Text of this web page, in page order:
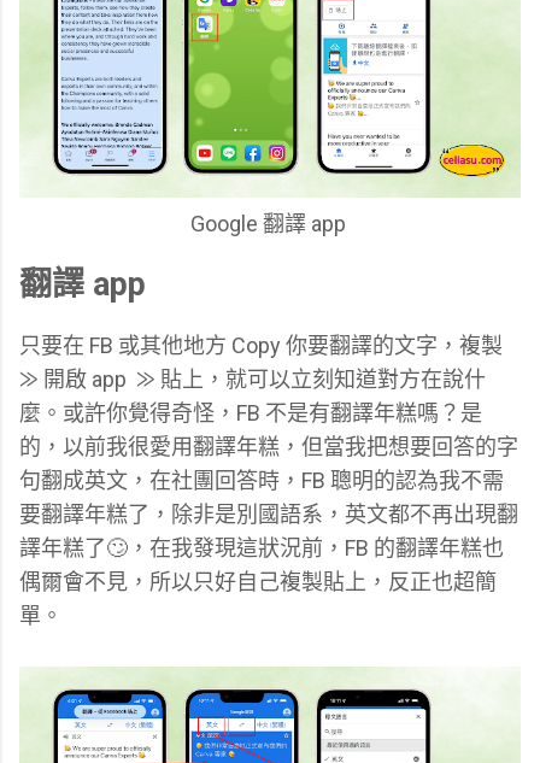
Google 翻譯 app
翻譯 app
只要在 FB 或其他地方 Copy 你要翻譯的文字，複製
⨠ 開啟 app ⨠ 貼上，就可以立刻知道對方在說什
麼。或許你覺得奇怪，FB 不是有翻譯年糕嗎？是
的，以前我很愛用翻譯年糕，但當我把想要回答的字
句翻成英文，在社團回答時，FB 聰明的認為我不需
要翻譯年糕了，除非是別國語系，英文都不再出現翻
譯年糕了🙄，在我發現這狀況前，FB 的翻譯年糕也
偶爾會不見，所以只好自己複製貼上，反正也超簡
單。